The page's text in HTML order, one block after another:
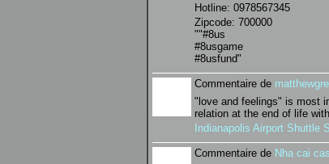
Hotline: 0978567345
Zipcode: 700000
""#8us
#8usgame
#8usfund"
Commentaire de
"love and feelings" is most
relation at the end of life
Indianapolis Airport Shuttle
Commentaire de Nha cai